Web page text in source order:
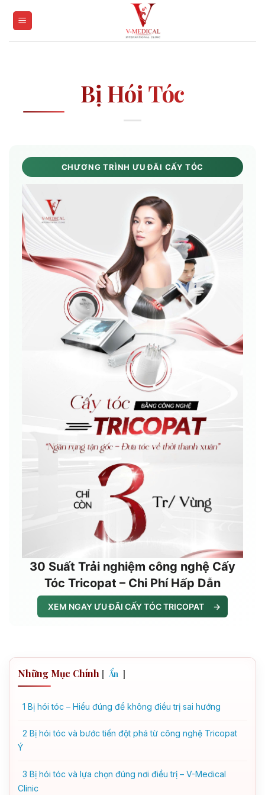
Bị Hói Tóc
CHƯƠNG TRÌNH ƯU ĐÃI CẤY TÓC
30 Suất Trải nghiệm công nghệ Cấy
Tóc Tricopat – Chi Phí Hấp Dẫn
XEM NGAY ƯU ĐÃI CẤY TÓC TRICOPAT →
Những Mục Chính [ Ẩn ]
1 Bị hói tóc – Hiểu đúng để không điều trị sai hướng
2 Bị hói tóc và bước tiến đột phá từ công nghệ Tricopat
Ý
3 Bị hói tóc và lựa chọn đúng nơi điều trị – V-Medical
Clinic